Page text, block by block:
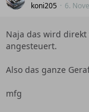
koni205 6.
Naja das wird
angesteuert.
Also das ganze
mfg